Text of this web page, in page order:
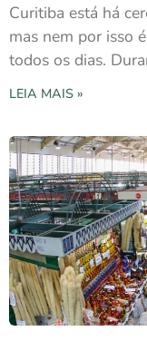
Curitiba está há
mas nem por isso
todos os dias.
LEIA MAIS »